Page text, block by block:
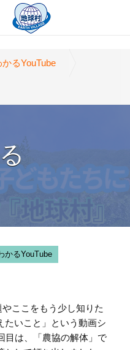
かるYouTube
かるYouTube
ここをもう少し知りた
たいこと」という動画シ
目は、「農協の解体」で